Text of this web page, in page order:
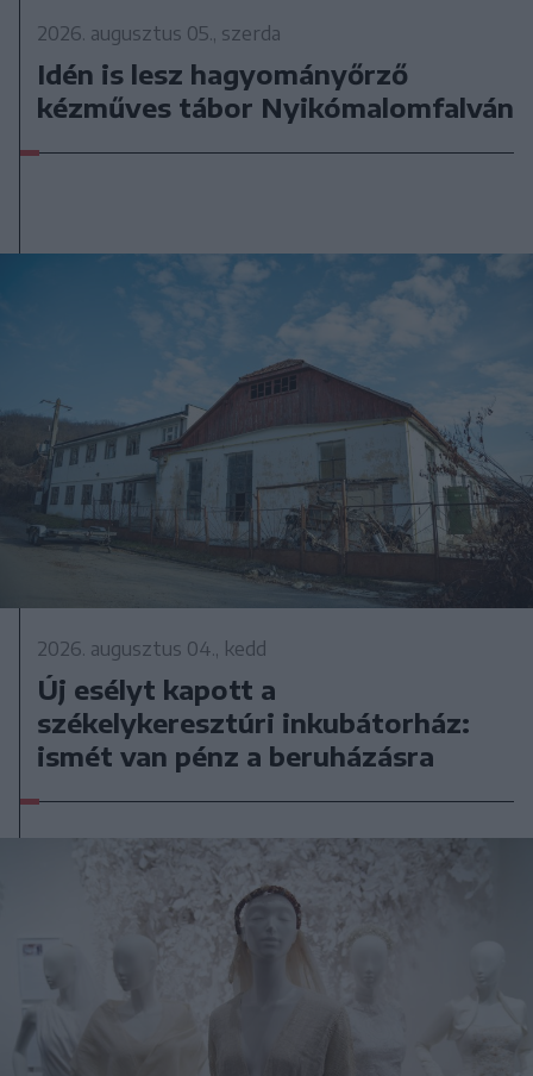
2026. augusztus 05., szerda
Idén is lesz hagyományőrző
kézműves tábor Nyikómalomfalván
2026. augusztus 04., kedd
Új esélyt kapott a
székelykeresztúri inkubátorház:
ismét van pénz a beruházásra